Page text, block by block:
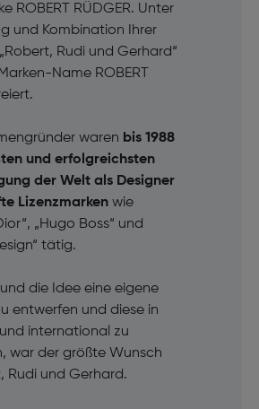
ROBERT RÜDGER. Unter
und Kombination Ihrer
Rudi und Gerhard“
Name ROBERT
waren bis 1988
und erfolgreichsten
der Welt als Designer
Lizenzmarkenwie
„Hugo Boss“ und
tätig.
die Idee eine eigene
entwerfen und diese in
international zu
war der größte Wunsch
Rudi und Gerhard.